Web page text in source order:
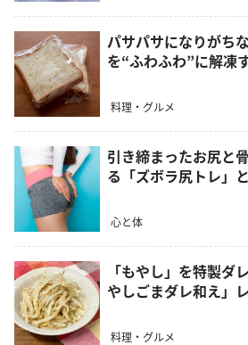
パサパサになりがち
を“ふわふわ”に解凍
料理・グルメ
引き締まったお尻と
る「ズボラ尻トレ」
心と体
「もやし」を特製ダ
やしごまダレ和え」
料理・グルメ